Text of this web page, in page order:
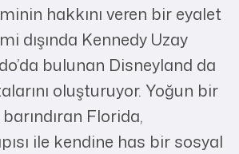
hakkını veren bir eyalet
dışında Kennedy Uzay
bulunan Disneyland da
oluşturuyor. Yoğun bir
Florida,
ile kendine has bir sosyal